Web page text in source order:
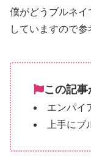
僕がどうブルネ
していますので参
この記事
エンパイ
上手にブ